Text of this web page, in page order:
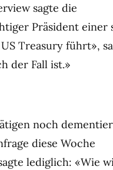
sagte die
Präsident einer
Treasury führt»,
der Fall ist.»
noch
diese Woche
lediglich: «Wie